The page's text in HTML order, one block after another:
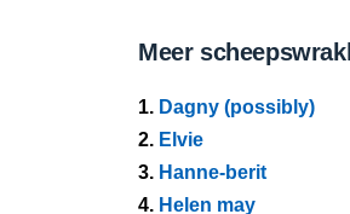
Meer
1. Dagny (possibly)
2. Elvie
3. Hanne-berit
4. Helen may